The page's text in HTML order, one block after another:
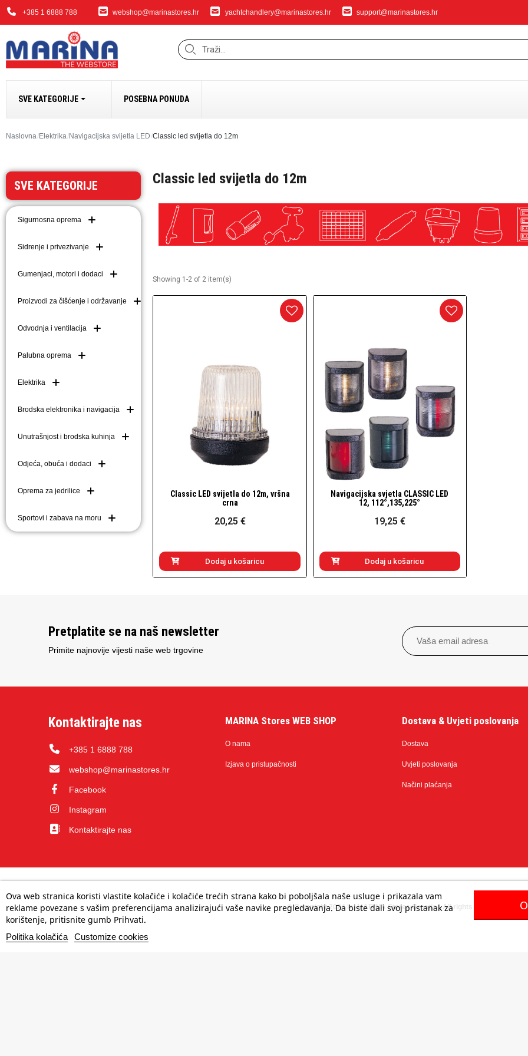
+385 1 6888 788 webshop@marinastores.hr yachtchandlery@marinastores.hr support@marinastores.hr
SVE KATEGORIJE
SIDRENJE I PRIVEZIVANJE
Sidrena vitla i dodaci
Sidra i dodaci
Dodaci za sidrenje i privezivanje
Lanci
Brodske kuke (mezomarineri) i dodaci
Brodske ljestve i dodaci
POSEBNA PONUDA
Naslovna Elektrika Navigacijska svijetla LED Classic led svijetla do 12m
SVE KATEGORIJE
Sigurnosna oprema
Sidrenje i privezivanje
Gumenjaci, motori i dodaci
Proizvodi za čišćenje i održavanje
Odvodnja i ventilacija
Palubna oprema
Elektrika
Brodska elektronika i navigacija
Unutrašnjost i brodska kuhinja
Odjeća, obuća i dodaci
Oprema za jedrilice
Sportovi i zabava na moru
Classic led svijetla do 12m
Showing 1-2 of 2 item(s)
Brzi pogled
Classic LED svijetla do 12m, vršna
crna
20,25 €
Dodaj u košaricu
Brzi pogled
Navigacijska svjetla CLASSIC LED
12, 112°,135,225°
19,25 €
Dodaj u košaricu
Pretplatite se na naš newsletter
Primite najnovije vijesti naše web trgovine
Kontaktirajte nas
+385 1 6888 788
webshop@marinastores.hr
Facebook
Instagram
Kontaktirajte nas
MARINA Stores WEB SHOP
O nama
Izjava o pristupačnosti
Dostava & Uvjeti poslovanja
Dostava
Uvjeti poslovanja
Načini plaćanja
© Copyright 2024 by MARINA Stores Croatia - All rights reserved
Ova web stranica koristi vlastite kolačiće i kolačiće trećih strana kako bi poboljšala naše usluge i prikazala vam
reklame povezane s vašim preferencijama analizirajući vaše navike pregledavanja. Da biste dali svoj pristanak za
korištenje, pritisnite gumb Prihvati.
Politika kolačića Customize cookies